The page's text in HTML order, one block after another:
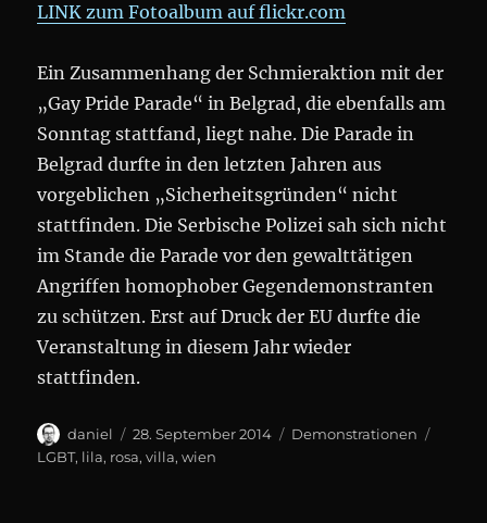
LINK zum Fotoalbum auf flickr.com
Ein Zusammenhang der Schmieraktion mit der
„Gay Pride Parade“ in Belgrad, die ebenfalls am
Sonntag stattfand, liegt nahe. Die Parade in
Belgrad durfte in den letzten Jahren aus
vorgeblichen „Sicherheitsgründen“ nicht
stattfinden. Die Serbische Polizei sah sich nicht
im Stande die Parade vor den gewalttätigen
Angriffen homophober Gegendemonstranten
zu schützen. Erst auf Druck der EU durfte die
Veranstaltung in diesem Jahr wieder
stattfinden.
Author
daniel
Posted
on
28. September 2014 Categories
Demonstrationen
LGBT, lila, rosa,villa,wien